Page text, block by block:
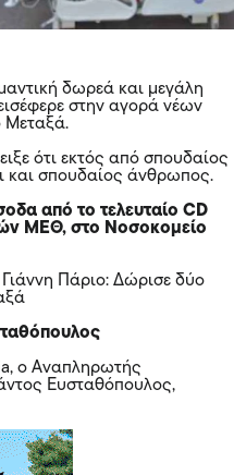
δωρεά και μεγάλη
στην αγορά νέων
Μεταξά.
ότι εκτός από σπουδαίος
και σπουδαίος άνθρωπος.
από το τελευταίο CD
ΜΕΘ, στο Νοσοκομείο
ο Αναπληρωτής
Ευσταθόπουλος,